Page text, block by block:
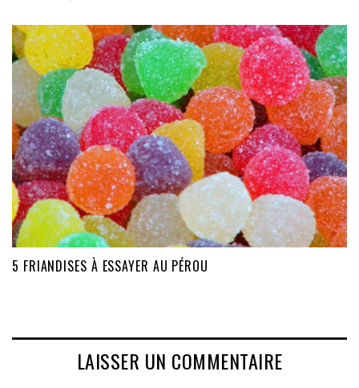
5 FRIANDISES À ESSAYER AU PÉROU
LAISSER UN COMMENTAIRE